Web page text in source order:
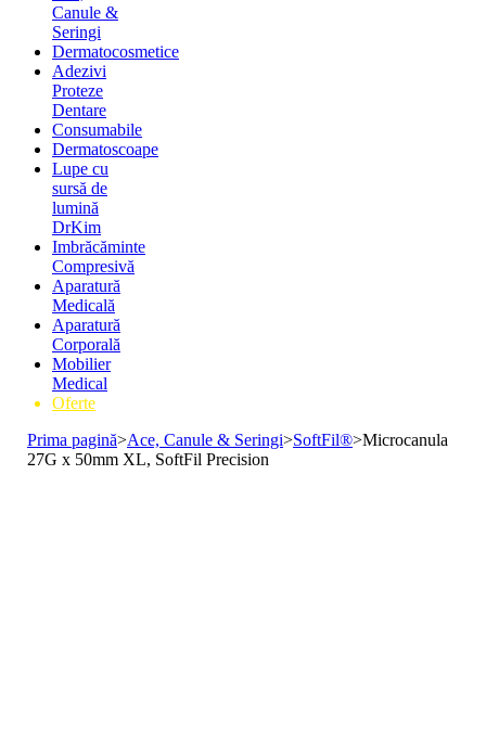
Canule &
Seringi
Dermatocosmetice
Adezivi
Proteze
Dentare
Consumabile
Dermatoscoape
Lupe cu
sursă de
lumină
DrKim
Imbrăcăminte
Compresivă
Aparatură
Medicală
Aparatură
Corporală
Mobilier
Medical
Oferte
Prima pagină>Ace, Canule & Seringi>SoftFil®>Microcanula
27G x 50mm XL, SoftFil Precision